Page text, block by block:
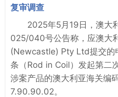
复审调查
2025年5月19日，澳大
025/040号公告称，应澳大
(Newcastle) Pty Ltd提交的
条（Rod in Coil）发起第二
涉案产品的澳大利亚海关编
7.90.90.02。